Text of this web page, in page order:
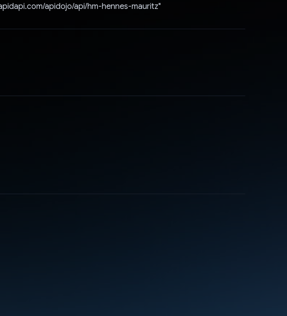
apidojo/api/hm-hennes-mauritz"